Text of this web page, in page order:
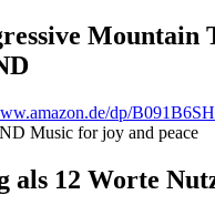
Mountain
Music for joy and peace
als 12 Worte